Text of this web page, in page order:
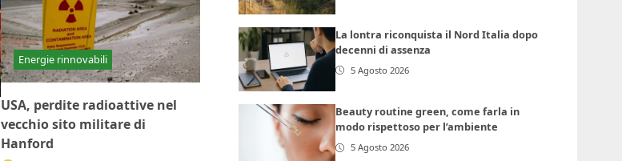
Energie rinnovabili
USA, perdite radioattive nel
vecchio sito militare di
Hanford
La lontra riconquista il Nord Italia dopo
decenni di assenza
5 Agosto 2026
Beauty routine green, come farla in
modo rispettoso per l’ambiente
5 Agosto 2026